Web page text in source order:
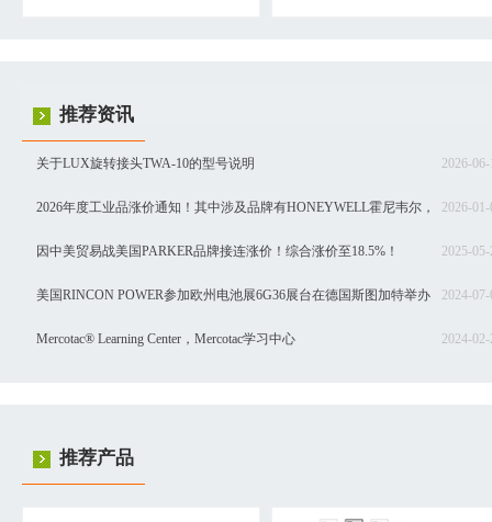
推荐资讯
2026-06-
关于LUX旋转接头TWA-10的型号说明
2026-01-
2026年度工业品涨价通知！其中涉及品牌有HONEYWELL霍尼韦尔，
SIEMENS西门子，Schneider施耐德，SEW赛威，BURKERT宝德，
茵梦达，ABB，汇川等品牌！
2025-05-
因中美贸易战美国PARKER品牌接连涨价！综合涨价至18.5%！
2024-07-
美国RINCON POWER参加欧州电池展6G36展台在德国斯图加特举办
2024-02-
Mercotac® Learning Center，Mercotac学习中心
推荐产品